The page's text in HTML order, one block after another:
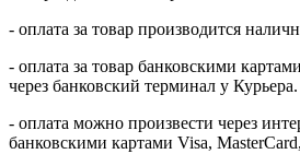
- оплата за товар производится
- оплата за товар банковскими
через банковский терминал у Курьера.
- оплата можно произвести через
банковскими картами Visa,